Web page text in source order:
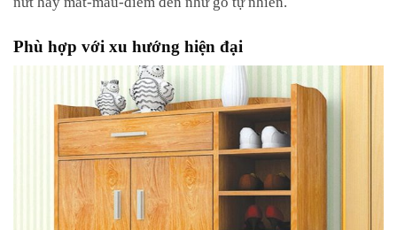
Phù hợp với xu hướng hiện đại